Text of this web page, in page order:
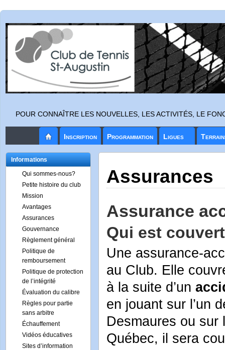
POUR CONNAÎTRE LES NOUVELLES, LES ACTIVITÉS, LE
Inscription Programmation Ligues
Assurances
Assurance
Qui est
Une assurance-
au Club. Elle
à la suite d’un
en jouant sur l’un
Desmaures ou sur
Québec, il sera
Informations
Qui sommes-nous?
Petite histoire du club
Mission
Avantages
Assurances
Gouvernance
Règlement général
Politique de
remboursement
Politique de protection
de l’intégrité
Évaluation du calibre
Règles pour partie
sans arbitre
Échauffement
Vidéos éducatives
Sites d’information